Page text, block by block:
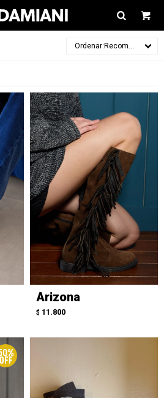
Recomendados
Arizona
$ 11.800